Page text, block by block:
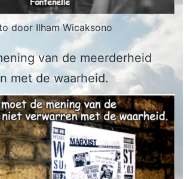
door Ilham Wicaksono
van de meerderheid
met de waarheid.